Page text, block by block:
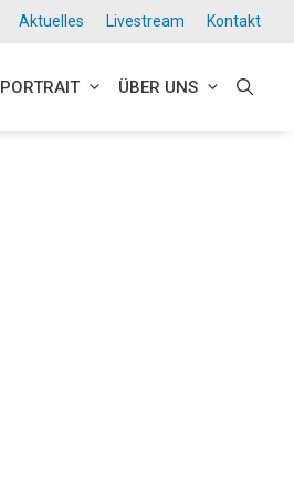
Aktuelles Livestream Kontakt
PORTRAIT ÜBER UNS